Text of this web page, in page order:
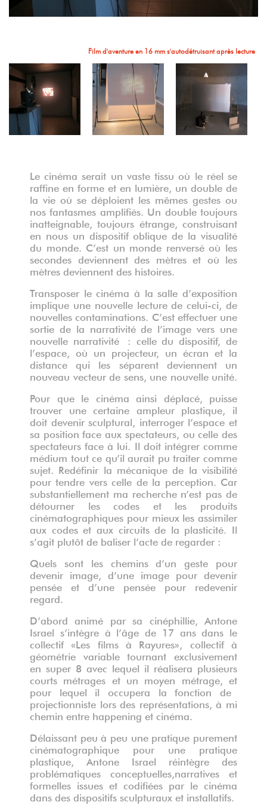
Film d'aventure en 16 mm s'autodétruisant après lecture
FIN, Fim 16 mm en boucle
FIN, Fim 16 mm en boucle
Vita Nova, Fim 16 mm en boucle
Vita Nova, film 16 mm en boucle laissant des traces sur le papier
Le cinéma serait un vaste tissu où le réel se
raffine en forme et en lumière, un double de
la vie où se déploient les mêmes gestes ou
nos fantasmes amplifiés. Un double toujours
inatteignable, toujours étrange, construisant
en nous un dispositif oblique de la visualité
du monde. C’est un monde renversé où les
secondes deviennent des mètres et où les
mètres deviennent des histoires.
Transposer le cinéma à la salle d’exposition
implique une nouvelle lecture de celui-ci, de
nouvelles contaminations. C’est effectuer une
sortie de la narrativité de l’image vers une
nouvelle narrativité : celle du dispositif, de
l’espace, où un projecteur, un écran et la
distance qui les séparent deviennent un
nouveau vecteur de sens, une nouvelle unité.
Pour que le cinéma ainsi déplacé, puisse
trouver une certaine ampleur plastique, il
doit devenir sculptural, interroger l’espace et
sa position face aux spectateurs, ou celle des
spectateurs face à lui. Il doit intégrer comme
médium tout ce qu’il aurait pu traiter comme
sujet. Redéfinir la mécanique de la visibilité
pour tendre vers celle de la perception. Car
substantiellement ma recherche n’est pas de
détourner les codes et les produits
cinématographiques pour mieux les assimiler
aux codes et aux circuits de la plasticité. Il
s’agit plutôt de baliser l’acte de regarder :
Quels sont les chemins d’un geste pour
devenir image, d’une image pour devenir
pensée et d’une pensée pour redevenir
regard.
D’abord animé par sa cinéphillie, Antone
Israel s’intègre à l’âge de 17 ans dans le
collectif «Les films à Rayures», collectif à
géométrie variable tournant exclusivement
en super 8 avec lequel il réalisera plusieurs
courts métrages et un moyen métrage, et
pour lequel il occupera la fonction de
projectionniste lors des représentations, à mi
chemin entre happening et cinéma.
Délaissant peu à peu une pratique purement
cinématographique pour une pratique
plastique, Antone Israel réintègre des
problématiques conceptuelles,narratives et
formelles issues et codifiées par le cinéma
dans des dispositifs sculpturaux et installatifs.